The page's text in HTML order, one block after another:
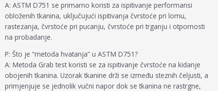
A: ASTM D751 se primarno koristi za ispitivanje performansi
obloženih tkanina, uključujući ispitivanja čvrstoće pri lomu,
rastezanja, čvrstoće pri pucanju, čvrstoće pri trganju i otpornosti
na probadanje.
P: Što je “metoda hvatanja” u ASTM D751?
A: Metoda Grab test koristi se za ispitivanje čvrstoće na kidanje
obojenih tkanina. Uzorak tkanine drži se između steznih čeljusti, a
primjenjuje se jednolik vučni napor dok se tkanina ne rastrgne,